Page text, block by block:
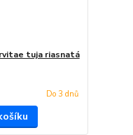
tuja riasnatá
Do 3 dnů